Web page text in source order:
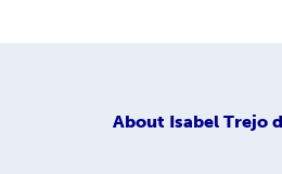
About Isabel Trejo